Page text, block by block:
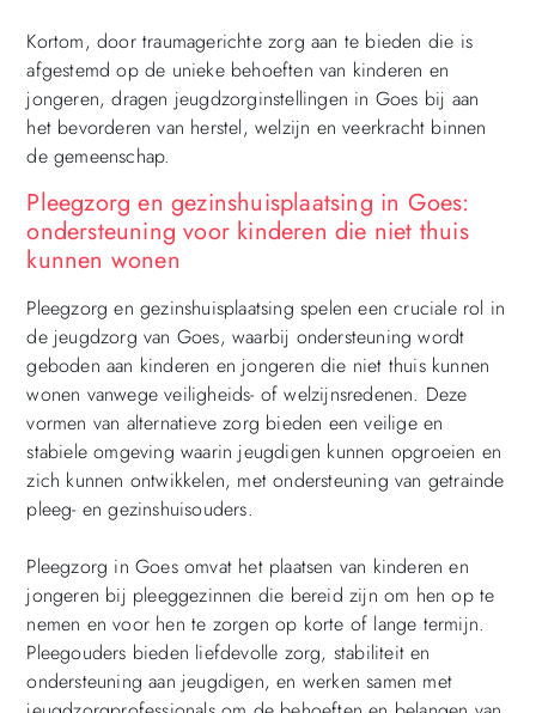
Kortom, door traumagerichte zorg aan te bieden die is
afgestemd op de unieke behoeften van kinderen en
jongeren, dragen jeugdzorginstellingen in Goes bij aan
het bevorderen van herstel, welzijn en veerkracht binnen
de gemeenschap.
Pleegzorg en gezinshuisplaatsing in Goes:
ondersteuning voor kinderen die niet thuis
kunnen wonen
Pleegzorg en gezinshuisplaatsing spelen een cruciale rol in
de jeugdzorg van Goes, waarbij ondersteuning wordt
geboden aan kinderen en jongeren die niet thuis kunnen
wonen vanwege veiligheids- of welzijnsredenen. Deze
vormen van alternatieve zorg bieden een veilige en
stabiele omgeving waarin jeugdigen kunnen opgroeien en
zich kunnen ontwikkelen, met ondersteuning van getrainde
pleeg- en gezinshuisouders.
Pleegzorg in Goes omvat het plaatsen van kinderen en
jongeren bij pleeggezinnen die bereid zijn om hen op te
nemen en voor hen te zorgen op korte of lange termijn.
Pleegouders bieden liefdevolle zorg, stabiliteit en
ondersteuning aan jeugdigen, en werken samen met